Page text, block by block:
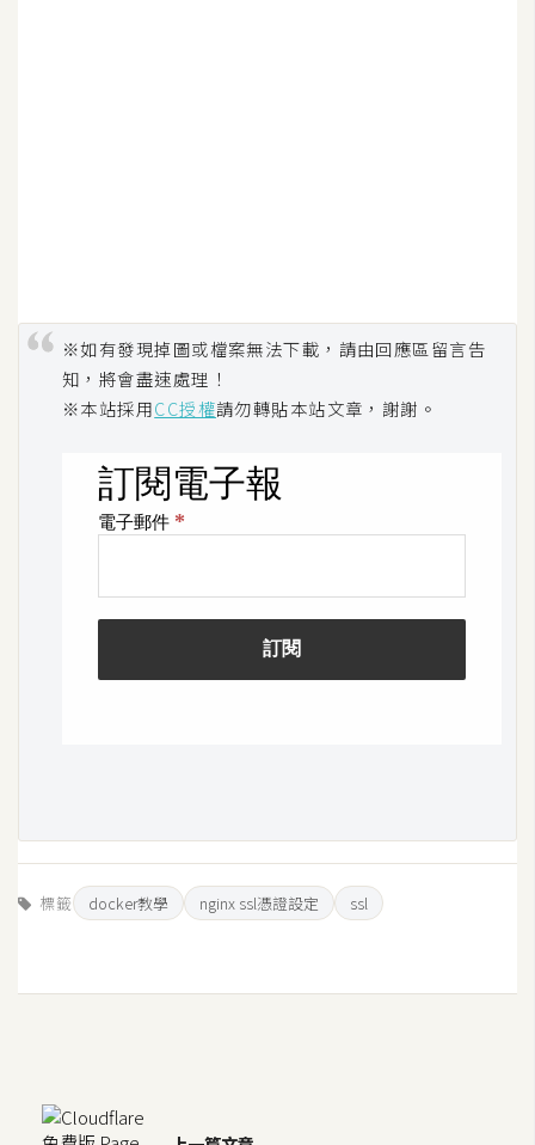
※如有發現掉圖或檔案無法下載，請由回應區留言告
知，將會盡速處理！
※本站採用CC授權請勿轉貼本站文章，謝謝。
標籤 docker教學 nginx ssl憑證設定 ssl